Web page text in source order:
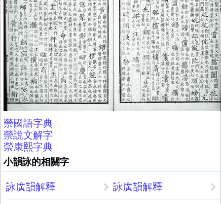
禜國語字典
禜說文解字
禜康熙字典
小韻詠的相關字
詠廣韻解釋 詠廣韻解釋